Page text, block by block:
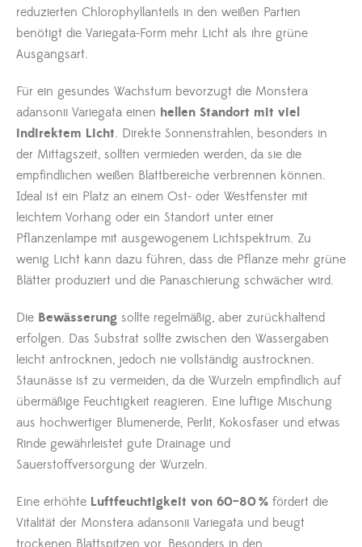
reduzierten Chlorophyllanteils in den weißen Partien
benötigt die Variegata-Form mehr Licht als ihre grüne
Ausgangsart.
Für ein gesundes Wachstum bevorzugt die Monstera
adansonii Variegata einen hellen Standort mit viel
indirektem Licht. Direkte Sonnenstrahlen, besonders in
der Mittagszeit, sollten vermieden werden, da sie die
empfindlichen weißen Blattbereiche verbrennen können.
Ideal ist ein Platz an einem Ost- oder Westfenster mit
leichtem Vorhang oder ein Standort unter einer
Pflanzenlampe mit ausgewogenem Lichtspektrum. Zu
wenig Licht kann dazu führen, dass die Pflanze mehr grüne
Blätter produziert und die Panaschierung schwächer wird.
Die Bewässerung sollte regelmäßig, aber zurückhaltend
erfolgen. Das Substrat sollte zwischen den Wassergaben
leicht antrocknen, jedoch nie vollständig austrocknen.
Staunässe ist zu vermeiden, da die Wurzeln empfindlich auf
übermäßige Feuchtigkeit reagieren. Eine luftige Mischung
aus hochwertiger Blumenerde, Perlit, Kokosfaser und etwas
Rinde gewährleistet gute Drainage und
Sauerstoffversorgung der Wurzeln.
Eine erhöhte Luftfeuchtigkeit von 60–80 % fördert die
Vitalität der Monstera adansonii Variegata und beugt
trockenen Blattspitzen vor. Besonders in den